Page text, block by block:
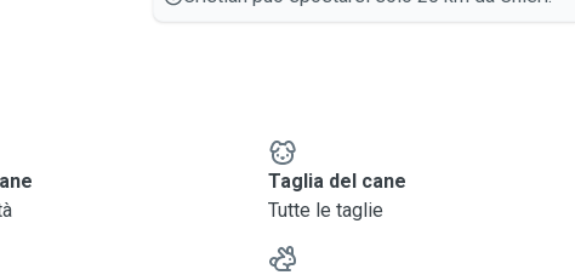
Taglia del cane
Tutte le taglie